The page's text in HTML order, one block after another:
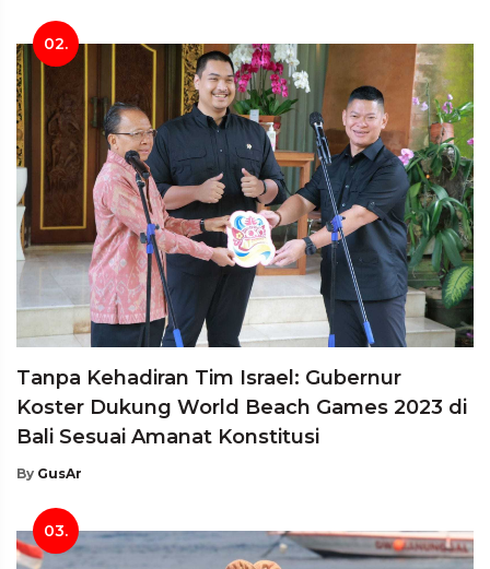
02.
Tanpa Kehadiran Tim Israel: Gubernur
Koster Dukung World Beach Games 2023 di
Bali Sesuai Amanat Konstitusi
By GusAr
03.